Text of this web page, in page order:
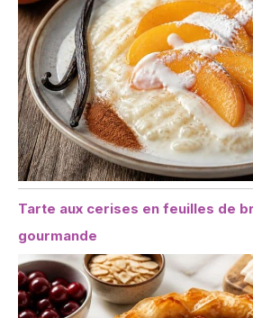
Tarte aux cerises en feuilles de
gourmande